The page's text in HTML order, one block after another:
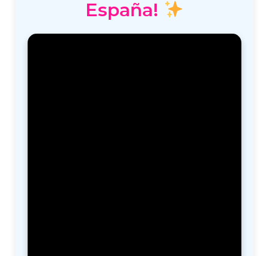
España!